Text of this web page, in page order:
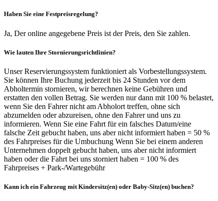
Haben Sie eine Festpreisregelung?
Ja, Der online angegebene Preis ist der Preis, den Sie zahlen.
Wie lauten Ihre Stornierungsrichtlinien?
Unser Reservierungssystem funktioniert als Vorbestellungssystem.
Sie können Ihre Buchung jederzeit bis 24 Stunden vor dem
Abholtermin stornieren, wir berechnen keine Gebühren und
erstatten den vollen Betrag. Sie werden nur dann mit 100 % belastet,
wenn Sie den Fahrer nicht am Abholort treffen, ohne sich
abzumelden oder abzureisen, ohne den Fahrer und uns zu
informieren. Wenn Sie eine Fahrt für ein falsches Datum/eine
falsche Zeit gebucht haben, uns aber nicht informiert haben = 50 %
des Fahrpreises für die Umbuchung Wenn Sie bei einem anderen
Unternehmen doppelt gebucht haben, uns aber nicht informiert
haben oder die Fahrt bei uns storniert haben = 100 % des
Fahrpreises + Park-/Wartegebühr
Kann ich ein Fahrzeug mit Kindersitz(en) oder Baby-Sitz(en) buchen?